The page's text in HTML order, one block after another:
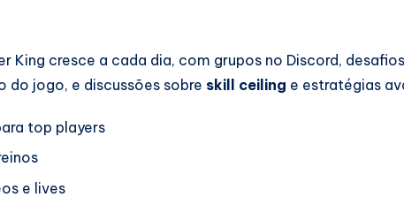
King cresce a cada dia, com grupos no Discord,
jogo, e discussões sobre skill ceiling e estratégias
top players
e lives